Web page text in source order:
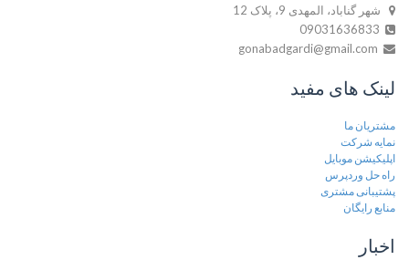
شهر گناباد، المهدی 9، پلاک 12
لینک های مفید
مشتریان ما
نمایه شرکت
اپلیکیشن موبایل
راه حل وردپرس
پشتیبانی مشتری
منابع رایگان
اخبار